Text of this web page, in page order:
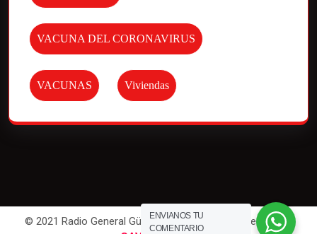
VACUNA DEL CORONAVIRUS
VACUNAS Viviendas
© 2021 Radio General Güemes. All Rights Reserved | Por
ENVIANOS TU
COMENTARIO